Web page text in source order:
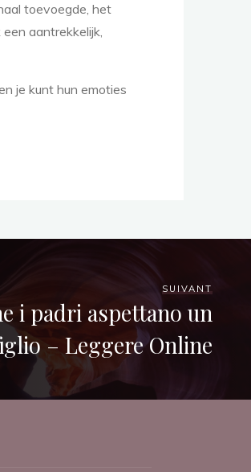
toevoegde, het
aantrekkelijk,
je kunt hun emoties
SUIVANT
i padri aspettano un
– Leggere Online